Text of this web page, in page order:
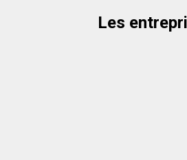
Les